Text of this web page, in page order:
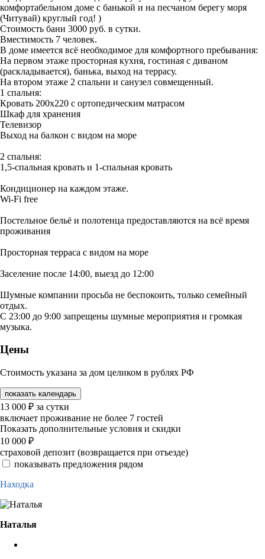
комфортабельном доме с банькой и на песчаном берегу моря
(Читувай) круглый год! )
Стоимость бани 3000 руб. в сутки.
Вместимость 7 человек.
В доме имеется всё необходимое для комфортного пребывания:
На первом этаже просторная кухня, гостиная с диваном
(раскладывается), банька, выход на террасу.
На втором этаже 2 спальни и санузел совмещенный.
1 спальня:
Кровать 200x220 с ортопедическим матрасом
Шкаф для хранения
Телевизор
Выход на балкон с видом на море
2 спальня:
1,5-спальная кровать и 1-спальная кровать
Кондиционер на каждом этаже.
Wi-Fi free
Постельное бельё и полотенца предоставляются на всё время
проживания
Просторная терраса с видом на море
Заселение после 14:00, выезд до 12:00
Шумные компании просьба не беспокоить, только семейный
отдых.
С 23:00 до 9:00 запрещены шумные мероприятия и громкая
музыка.
Цены
Стоимость указана за дом целиком в рублях РФ
показать календарь
13 000 ₽ за сутки
включает проживание не более 7 гостей
Показать дополнительные условия и скидки
10 000 ₽
страховой депозит (возвращается при отъезде)
показывать предложения рядом
Находка
Наталья